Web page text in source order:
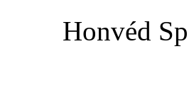
Honvéd